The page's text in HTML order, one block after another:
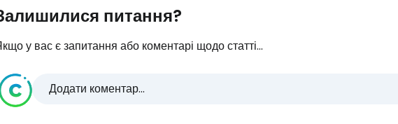
питання?
у вас є запитання або коментарі щодо статті...
Додати коментар...